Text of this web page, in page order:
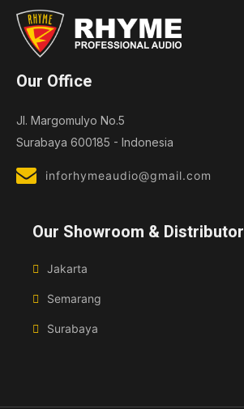
Our Office
Jl. Margomulyo No.5
Surabaya 600185 - Indonesia
inforhymeaudio@gmail.com
Our Showroom & Distributor
Jakarta
Semarang
Surabaya